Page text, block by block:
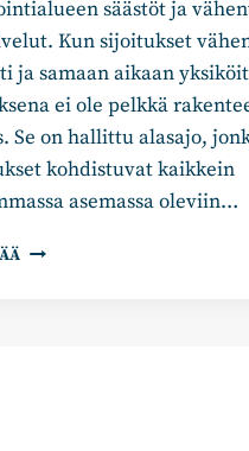
säästöt ja
Kun sijoitukset
ja samaan aikaan
ei ole pelkkä
Se on hallittu alasajo,
kohdistuvat kaikkein
asemassa oleviin…
ELINA